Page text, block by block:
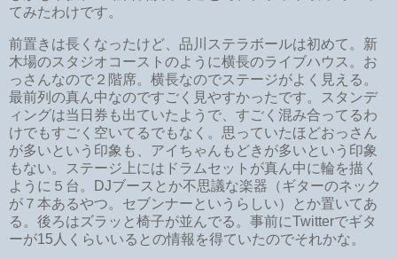
てみたわけです。
前置きは長くなったけど、品川ステラボールは初めて。新
木場のスタジオコーストのように横長のライブハウス。お
っさんなので２階席。横長なのでステージがよく見える。
最前列の真ん中なのですごく見やすかったです。スタンデ
ィングは当日券も出ていたようで、すごく混み合ってるわ
けでもすごく空いてるでもなく。思っていたほどおっさん
が多いという印象も、アイちゃんもどきが多いという印象
もない。ステージ上にはドラムセットが真ん中に輪を描く
ように５台。DJブースとか不思議な楽器（ギターのネック
が７本あるやつ。セブンナーというらしい）とか置いてあ
る。後ろはズラッと椅子が並んでる。事前にTwitterでギタ
ーが15人くらいいるとの情報を得ていたのでそれかな。